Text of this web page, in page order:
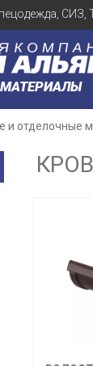
СИЗ,
и отделочные